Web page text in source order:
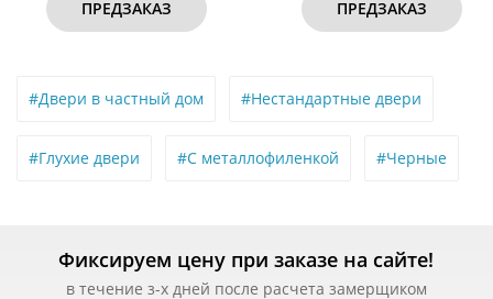
ПРЕДЗАКАЗ ПРЕДЗАКАЗ
#Двери в частный дом #Нестандартные двери
#Глухие двери #С металлофиленкой #Черные
Фиксируем цену при заказе на сайте!
в течение з-х дней после расчета замерщиком